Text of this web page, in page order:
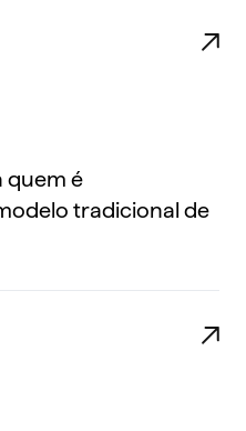
quem é
tradicional de